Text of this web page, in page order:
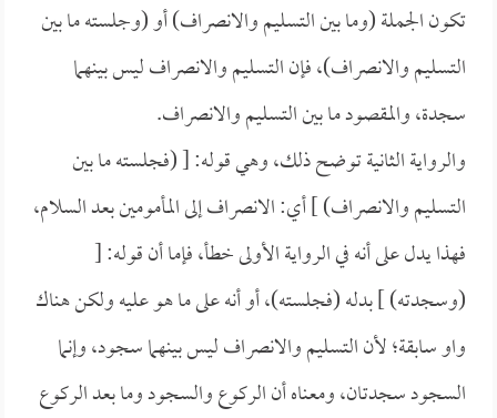
تكون الجملة (وما بين التسليم والانصراف) أو (وجلسته ما بين
التسليم والانصراف)، فإن التسليم والانصراف ليس بينهما
سجدة، والمقصود ما بين التسليم والانصراف.
والرواية الثانية توضح ذلك، وهي قوله: [ (فجلسته ما بين
التسليم والانصراف) ] أي: الانصراف إلى المأمومين بعد السلام،
فهذا يدل على أنه في الرواية الأولى خطأ، فإما أن قوله: [
(وسجدته) ] بدله (فجلسته)، أو أنه على ما هو عليه ولكن هناك
واو سابقة؛ لأن التسليم والانصراف ليس بينهما سجود، وإنما
السجود سجدتان، ومعناه أن الركوع والسجود وما بعد الركوع